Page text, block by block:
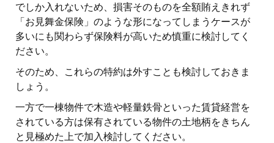
でしか入れないため、損害そのものを全額賄えきれず
「お見舞金保険」のような形になってしまうケースが
多いにも関わらず保険料が高いため慎重に検討してく
ださい。
そのため、これらの特約は外すことも検討しておきま
しょう。
一方で一棟物件で木造や軽量鉄骨といった賃貸経営を
されている方は保有されている物件の土地柄をきちん
と見極めた上で加入検討してください。